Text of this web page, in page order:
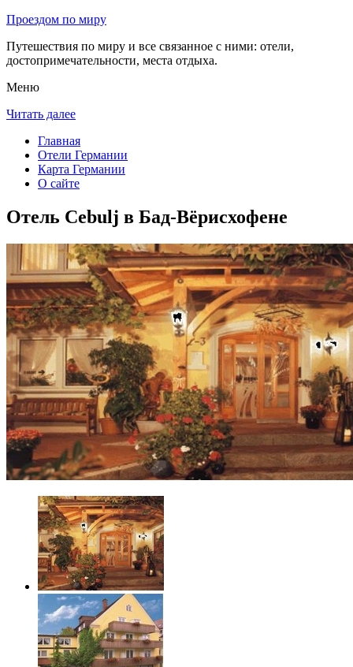
Проездом по миру
Путешествия по миру и все связанное с ними: отели,
достопримечательности, места отдыха.
Меню
Читать далее
Главная
Отели Германии
Карта Германии
О сайте
Отель Cebulj в Бад-Вёрисхофене